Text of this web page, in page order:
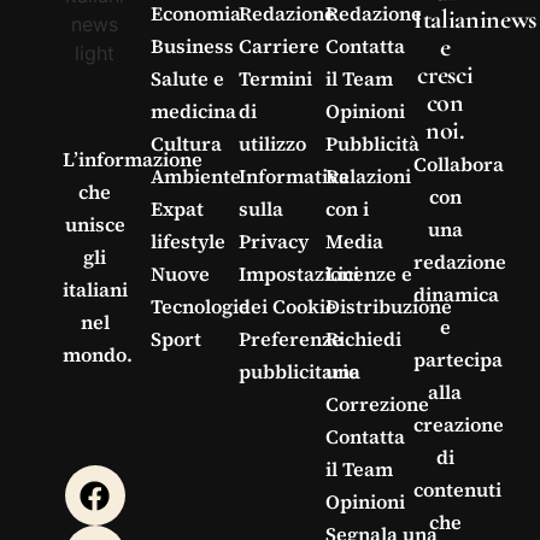
L’informazione
che
unisce
gli
italiani
nel
mondo.
Economia
Business
Salute e
medicina
Cultura
Ambiente
Expat
lifestyle
Nuove
Tecnologie
Sport
Redazione
Carriere
Termini
di
utilizzo
Informativa
sulla
Privacy
Impostazioni
dei Cookie
Preferenze
pubblicitarie
Redazione
Contatta
il Team
Opinioni
Pubblicità
Relazioni
con i
Media
Licenze e
Distribuzione
Richiedi
una
Correzione
Contatta
il Team
Opinioni
Segnala una
Italianinews
e
cresci
con
noi.
Collabora
con
una
redazione
dinamica
e
partecipa
alla
creazione
di
contenuti
che